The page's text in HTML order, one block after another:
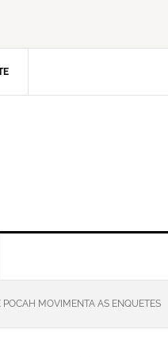
MOVIMENTA AS ENQUETES